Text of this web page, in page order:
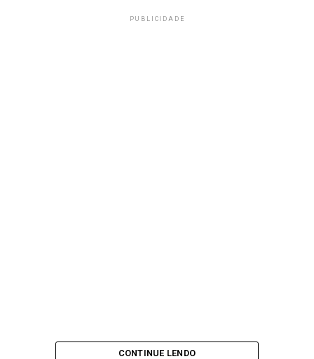
PUBLICIDADE
CONTINUE LENDO